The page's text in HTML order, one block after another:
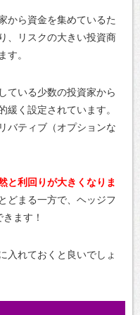
から資金を集めているた
、リスクの大きい投資商
す。
ている少数の投資家から
緩く設定されています。
バティブ（オプションな
と利回りが大きくなりま
どまる一方で、ヘッジフ
ます！
入れておくと良いでしょ